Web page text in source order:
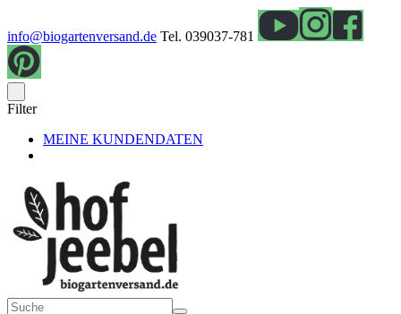
info@biogartenversand.de Tel. 039037-781
Filter
MEINE KUNDENDATEN